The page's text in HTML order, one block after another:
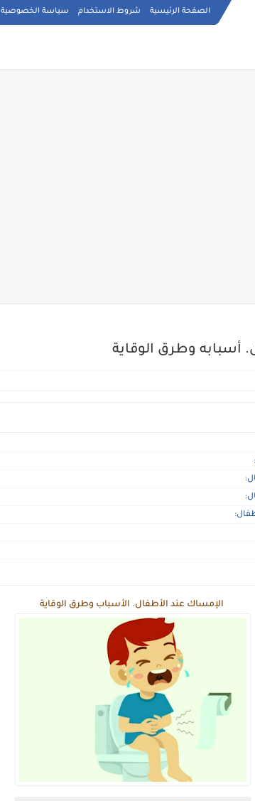
الصفحة الرئيسية شروط الاستخدام سياسة الخصوصية
أسبابه وطرق الوقاية
الإمساك عند الأطفال. الأسباب وطرق الوقاية